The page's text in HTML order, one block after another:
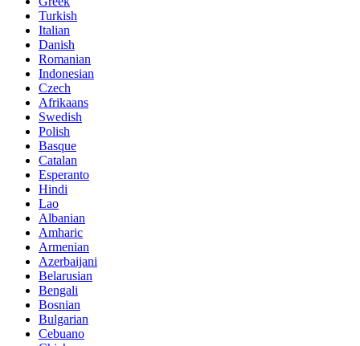
Turkish
Italian
Danish
Romanian
Indonesian
Czech
Afrikaans
Swedish
Polish
Basque
Catalan
Esperanto
Hindi
Lao
Albanian
Amharic
Armenian
Azerbaijani
Belarusian
Bengali
Bosnian
Bulgarian
Cebuano